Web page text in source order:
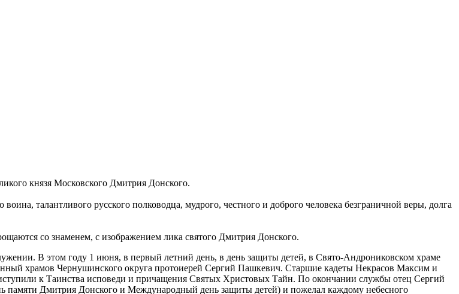
князя Московского Дмитрия Донского.
талантливого русского полководца, мудрого, честного и доброго человека безграничной веры, долга
со знаменем, с изображением лика святого Дмитрия Донского.
В этом году 1 июня, в первый летний день, в день защиты детей, в Свято-Андрониковском храме
храмов Чернушинского округа протоиерей Сергий Пашкевич. Старшие кадеты Некрасов Максим и
к Таинства исповеди и причащения Святых Христовых Тайн. По окончании службы отец Сергий
памяти Дмитрия Донского и Международный день защиты детей) и пожелал каждому небесного